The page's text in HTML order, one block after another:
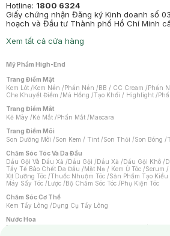
Hotline: 1800 6324
Giấy chứng nhận Đăng ký Kinh doanh số
hoạch và Đầu tư Thành phố Hồ Chí Minh
Xem tất cả cửa hàng
Mỹ Phẩm High-End
Trang Điểm Mặt
Kem Lót /Kem Nền /Phấn Nền /BB / CC Cream /Phấn
Che Khuyết Điểm /Má Hồng /Tạo Khối / Highlight /
Trang Điểm Mắt
Kẻ Mày /Kẻ Mắt /Phấn Mắt /Mascara
Trang Điểm Môi
Son Dưỡng Môi /Son Kem / Tint /Son Thỏi /Son Bóng /
Chăm Sóc Tóc Và Da Đầu
Dầu Gội Và Dầu Xả /Dầu Gội /Dầu Xả /Dầu Gội Khô /
Tẩy Tế Bào Chết Da Đầu /Mặt Nạ / Kem Ủ Tóc /Serum
Xịt Dưỡng Tóc /Thuốc Nhuộm Tóc /Sản Phẩm Tạo Kiểu
Máy Sấy Tóc /Lược /Bộ Chăm Sóc Tóc /Phụ Kiện Tóc
Chăm Sóc Cơ Thể
Kem Tẩy Lông /Dụng Cụ Tẩy Lông
Nước Hoa
Nước Hoa Nữ